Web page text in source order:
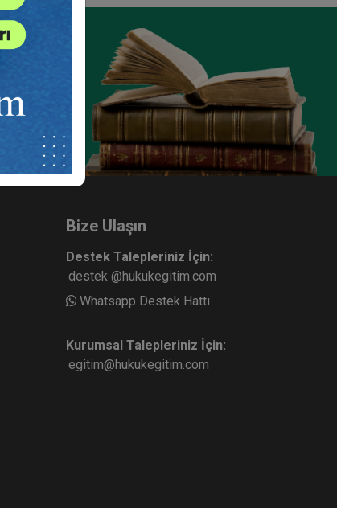
Tüketici Hukuku Enstitüsü
Ticari İşletme Hukuku - 2 - II.
Ticaret Hukuku Kongresi - II.
360
Tüketici Hukuku Enstitüsü
Bize Ulaşın
Destek Talepleriniz İçin:
destek @hukukegitim.com
Whatsapp Destek Hattı
Kurumsal Talepleriniz İçin:
egitim@hukukegitim.com